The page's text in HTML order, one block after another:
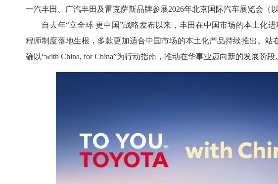
一汽丰田、广汽丰田及雷克萨斯品牌参展2026年北京国际汽车展览会（以
自去年“立全球 更中国”战略发布以来，丰田在中国市场的本土化
程师制度落地生根，多款更加适合中国市场的本土化产品持续推出。
确以“with China, for China”为行动指南，推动在华事业迈向新的发展阶段